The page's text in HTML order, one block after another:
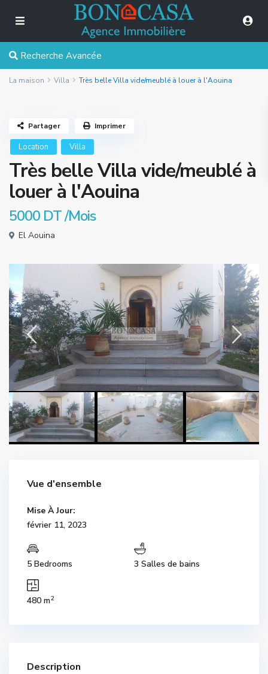
Recherche Avancée
La maison Villa Très belle Villa vide/meublé à louer à l'Aouina
Location Villa
Très belle Villa vide/meublé à
louer à l'Aouina
5000 DT/Mois
El Aouina
Partager Imprimer
Vue d'ensemble
Mise À Jour:
février 11, 2023
5 Bedrooms 3 Salles de bains
480 m2
Description